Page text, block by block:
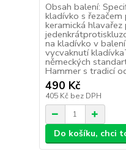
Obsah balení:
kladívko s
keramická hlavařez
na kladívko v
vycvaknutí
německých
Hammer s tradicí
490 Kč
405 Kč bez DPH
Do košíku, chci